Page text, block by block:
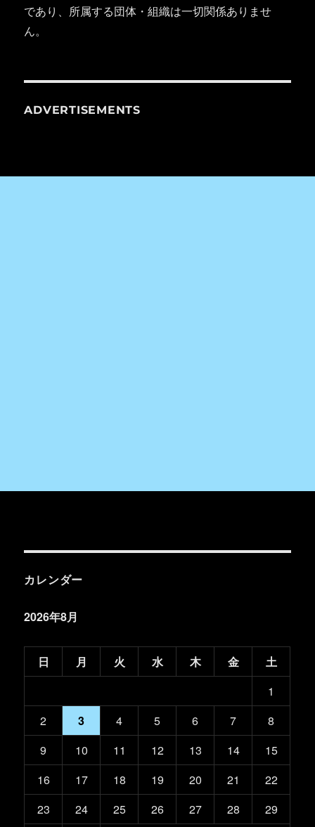
であり、所属する団体・組織は一切関係ありませ
ん。
ADVERTISEMENTS
カレンダー
2026年8月
日 月 火 水 木 金
土
1
2
3 4 5 6 7
8
9
10 11 12 13 14
15
16
17 18 19 20 21
22
23
24 25 26 27 28 29